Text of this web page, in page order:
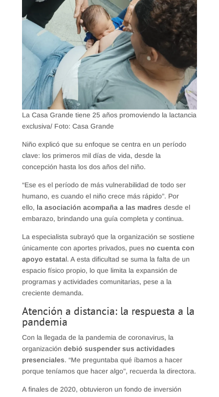
La Casa Grande tiene 25 años promoviendo la lactancia
exclusiva/ Foto: Casa Grande
Niño explicó que su enfoque se centra en un período
clave: los primeros mil días de vida, desde la
concepción hasta los dos años del niño.
“Ese es el período de más vulnerabilidad de todo ser
humano, es cuando el niño crece más rápido”. Por
ello, la asociación acompaña a las madres desde el
embarazo, brindando una guía completa y continua.
La especialista subrayó que la organización se sostiene
únicamente con aportes privados, pues no cuenta con
apoyo estatal. A esta dificultad se suma la falta de un
espacio físico propio, lo que limita la expansión de
programas y actividades comunitarias, pese a la
creciente demanda.
​Atención a distancia: la respuesta a la
pandemia
Con la llegada de la pandemia de coronavirus, la
organización debió suspender sus actividades
presenciales. “Me preguntaba qué íbamos a hacer
porque teníamos que hacer algo”, recuerda la directora.
A finales de 2020, obtuvieron un fondo de inversión